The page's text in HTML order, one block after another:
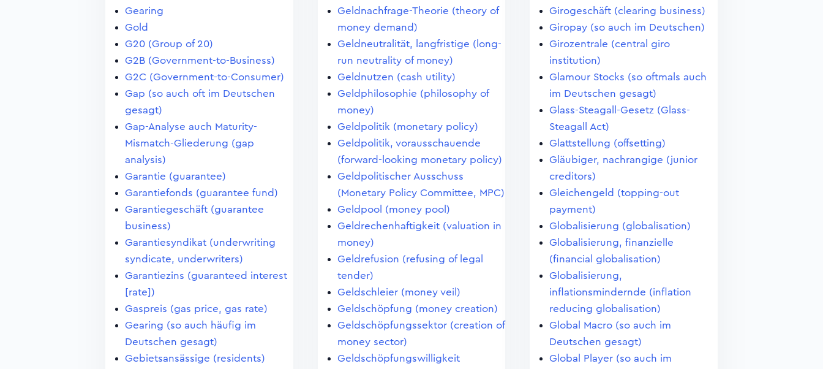
Gearing
Gold
G20 (Group of 20)
G2B (Government-to-Business)
G2C (Government-to-Consumer)
Gap (so auch oft im Deutschen
gesagt)
Gap-Analyse auch Maturity-
Mismatch-Gliederung (gap
analysis)
Garantie (guarantee)
Garantiefonds (guarantee fund)
Garantiegeschäft (guarantee
business)
Garantiesyndikat (underwriting
syndicate, underwriters)
Garantiezins (guaranteed interest
[rate])
Gaspreis (gas price, gas rate)
Gearing (so auch häufig im
Deutschen gesagt)
Gebietsansässige (residents)
Geldnachfrage-Theorie (theory of
money demand)
Geldneutralität, langfristige (long-
run neutrality of money)
Geldnutzen (cash utility)
Geldphilosophie (philosophy of
money)
Geldpolitik (monetary policy)
Geldpolitik, vorausschauende
(forward-looking monetary policy)
Geldpolitischer Ausschuss
(Monetary Policy Committee, MPC)
Geldpool (money pool)
Geldrechenhaftigkeit (valuation in
money)
Geldrefusion (refusing of legal
tender)
Geldschleier (money veil)
Geldschöpfung (money creation)
Geldschöpfungssektor (creation of
money sector)
Geldschöpfungswilligkeit
Girogeschäft (clearing business)
Giropay (so auch im Deutschen)
Girozentrale (central giro
institution)
Glamour Stocks (so oftmals auch
im Deutschen gesagt)
Glass-Steagall-Gesetz (Glass-
Steagall Act)
Glattstellung (offsetting)
Gläubiger, nachrangige (junior
creditors)
Gleichengeld (topping-out
payment)
Globalisierung (globalisation)
Globalisierung, finanzielle
(financial globalisation)
Globalisierung,
inflationsmindernde (inflation
reducing globalisation)
Global Macro (so auch im
Deutschen gesagt)
Global Player (so auch im